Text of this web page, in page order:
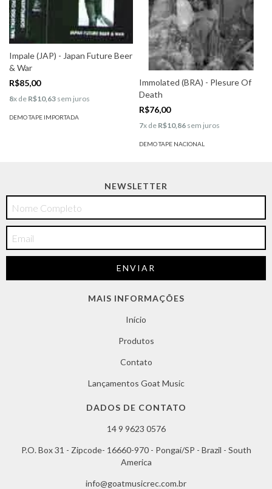
Impale (JAP) - Japan Future Beer
& War
R$85,00
8x de R$10,63 sem juros
DEMO TAPE IMPORTADA
Immolated (BRA) - Plesure Of
Death
R$76,00
7x de R$10,86 sem juros
DEMO TAPE NACIONAL
NEWSLETTER
MAIS INFORMAÇÕES
Início
Produtos
Contato
Lançamentos Goat Music
DADOS DE CONTATO
14 9 9623 0576
P.O. Box 31 - Zipcode- 16660-970 - Pongaí/SP - Brazil - South
America
info@goatmusicrec.com.br